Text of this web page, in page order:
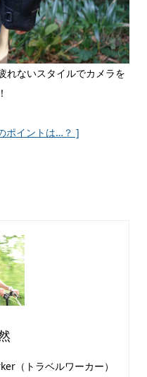
れないスタイルでカメラを
ポイントは…？ ]
（トラベルワーカー）